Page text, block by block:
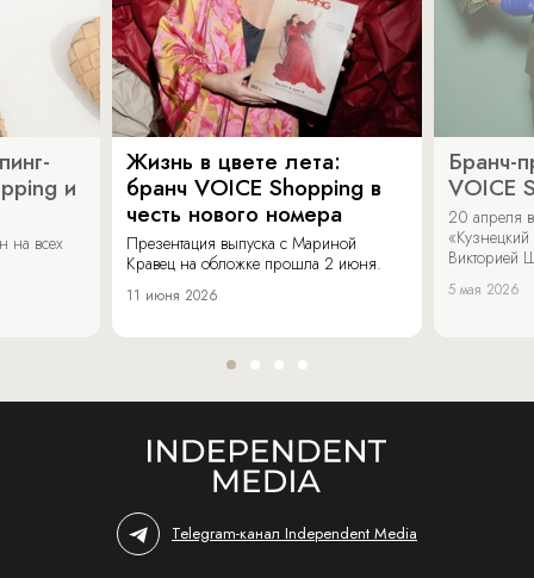
и
на всех
Жизнь в цвете лета:
бранч VOICE Shopping в
честь нового номера
Презентация выпуска с Мариной
Кравец на обложке прошла 2 июня.
11 июня 2026
Бранч-
VOICE
20 апреля
«Кузнецкий
Викторией
5 мая 2026
Telegram-канал Independent Media